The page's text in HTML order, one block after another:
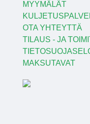
MYYMÄLÄT
OTA YHTEYTTÄ
TILAUS - JA
MAKSUTAVAT